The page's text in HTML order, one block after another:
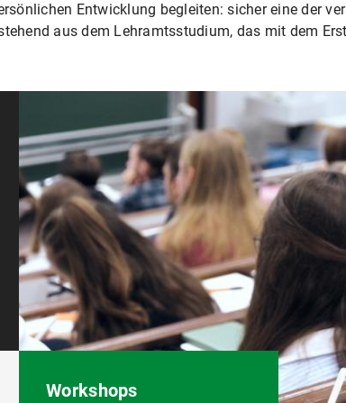
Entwicklung begleiten: sicher eine der
aus dem Lehramtsstudium, das mit dem
Workshops